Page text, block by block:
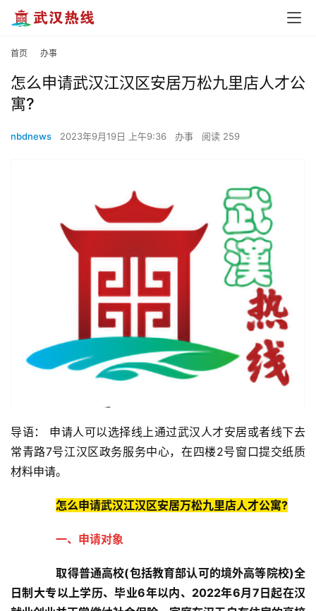
首页 办事
怎么申请武汉江汉区安居万松九里店人才公
寓?
nbdnews 2023年9月19日 上午9:36 办事 阅读 259
导语： 申请人可以选择线上通过武汉人才安居或者线下去
常青路7号江汉区政务服务中心，在四楼2号窗口提交纸质
材料申请。
怎么申请武汉江汉区安居万松九里店人才公寓?
一、申请对象
取得普通高校(包括教育部认可的境外高等院校)全
日制大专以上学历、毕业6年以内、2022年6月7日起在汉